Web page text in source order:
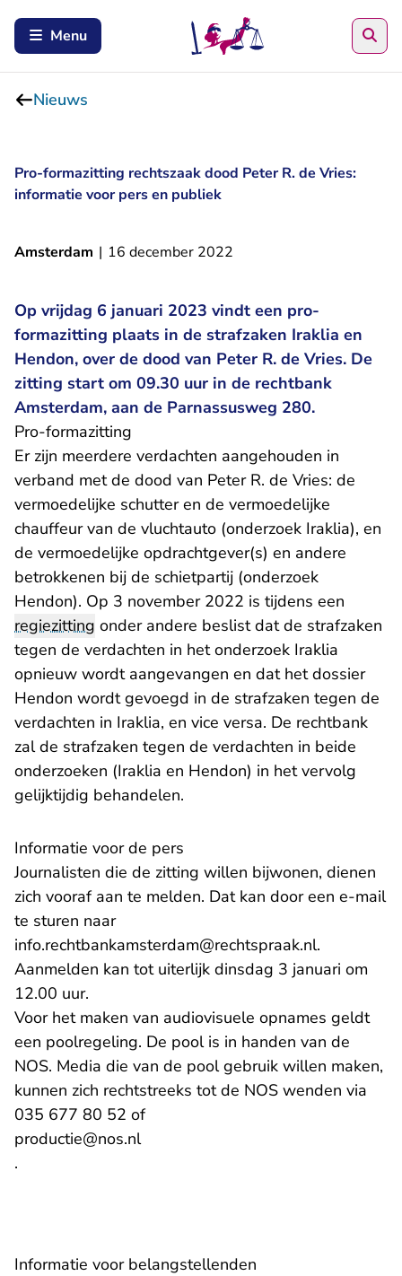
Menu
Nieuws
Pro-formazitting rechtszaak dood Peter R. de Vries:
informatie voor pers en publiek
Amsterdam | 16 december 2022
Op vrijdag 6 januari 2023 vindt een pro-
formazitting plaats in de strafzaken Iraklia en
Hendon, over de dood van Peter R. de Vries. De
zitting start om 09.30 uur in de rechtbank
Amsterdam, aan de Parnassusweg 280.
Pro-formazitting
Er zijn meerdere verdachten aangehouden in
verband met de dood van Peter R. de Vries: de
vermoedelijke schutter en de vermoedelijke
chauffeur van de vluchtauto (onderzoek Iraklia), en
de vermoedelijke opdrachtgever(s) en andere
betrokkenen bij de schietpartij (onderzoek
Hendon). Op 3 november 2022 is tijdens een
regiezitting onder andere beslist dat de strafzaken
tegen de verdachten in het onderzoek Iraklia
opnieuw wordt aangevangen en dat het dossier
Hendon wordt gevoegd in de strafzaken tegen de
verdachten in Iraklia, en vice versa. De rechtbank
zal de strafzaken tegen de verdachten in beide
onderzoeken (Iraklia en Hendon) in het vervolg
gelijktijdig behandelen.
Informatie voor de pers
Journalisten die de zitting willen bijwonen, dienen
zich vooraf aan te melden. Dat kan door een e-mail
te sturen naar
info.rechtbankamsterdam@rechtspraak.nl- U verlaat
.
Aanmelden kan tot uiterlijk dinsdag 3 januari om
12.00 uur.
Voor het maken van audiovisuele opnames geldt
een poolregeling. De pool is in handen van de
NOS. Media die van de pool gebruik willen maken,
kunnen zich rechtstreeks tot de NOS wenden via
035 677 80 52 of
productie@nos.nl- U verlaat Rechtspraak.nl
.
Informatie voor belangstellenden